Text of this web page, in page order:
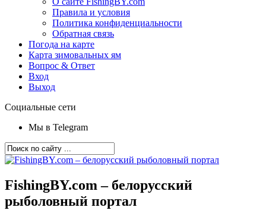
Правила и условия
Политика конфиденциальности
Обратная связь
Погода на карте
Карта зимовальных ям
Вопрос & Ответ
Вход
Выход
Социальные сети
Мы в Telegram
FishingBY.com – белорусский
рыболовный портал